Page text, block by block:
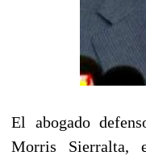
El abogado
Morris Sierralta,